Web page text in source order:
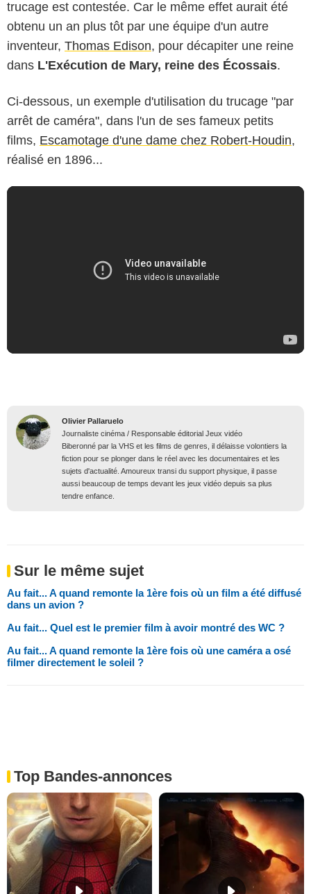
trucage est contestée. Car le même effet aurait été
obtenu un an plus tôt par une équipe d'un autre
inventeur, Thomas Edison, pour décapiter une reine
dans L'Exécution de Mary, reine des Écossais.
Ci-dessous, un exemple d'utilisation du trucage "par
arrêt de caméra", dans l'un de ses fameux petits
films, Escamotage d'une dame chez Robert-Houdin,
réalisé en 1896...
Olivier Pallaruelo
Journaliste cinéma / Responsable éditorial Jeux vidéo
Biberonné par la VHS et les films de genres, il délaisse volontiers la
fiction pour se plonger dans le réel avec les documentaires et les
sujets d'actualité. Amoureux transi du support physique, il passe
aussi beaucoup de temps devant les jeux vidéo depuis sa plus
tendre enfance.
Sur le même sujet
Au fait... A quand remonte la 1ère fois où un film a été diffusé
dans un avion ?
Au fait... Quel est le premier film à avoir montré des WC ?
Au fait... A quand remonte la 1ère fois où une caméra a osé
filmer directement le soleil ?
Top Bandes-annonces